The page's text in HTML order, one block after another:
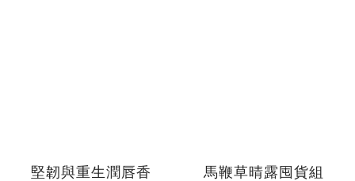
堅韌與重生潤唇香
馬鞭草晴露囤貨組